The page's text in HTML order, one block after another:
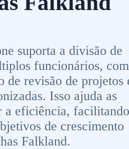
suporta a divisão de
funcionários, com
de revisão de projetos
Isso ajuda as
a eficiência, facilitando
de crescimento
Falkland.